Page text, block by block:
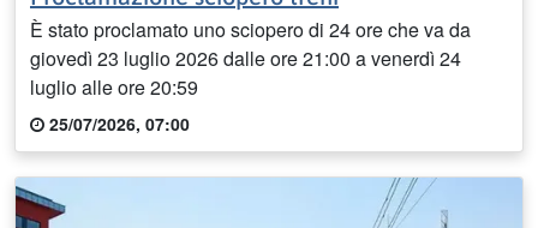
È stato proclamato uno sciopero di 24 ore che va da
giovedì 23 luglio 2026 dalle ore 21:00 a venerdì 24
luglio alle ore 20:59
25/07/2026, 07:00